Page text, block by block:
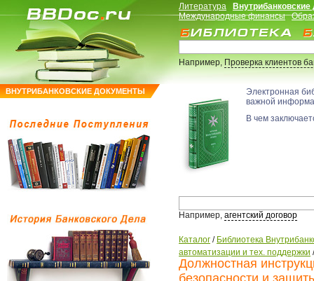
ВНУТРИБАНКОВСКИЕ ДОКУМЕНТЫ
Литература
Международные финансы
Например,Проверка клиентов
Электронная
важной
В чем
Например, агентский договор
Каталог / Библиотека
автоматизации и тех. поддержки
Должностная
безопасности и